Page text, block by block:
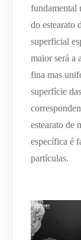
fundamental
do estearato
superficial
maior será a
fina mas
superfície
estearato de
específica é
partículas.